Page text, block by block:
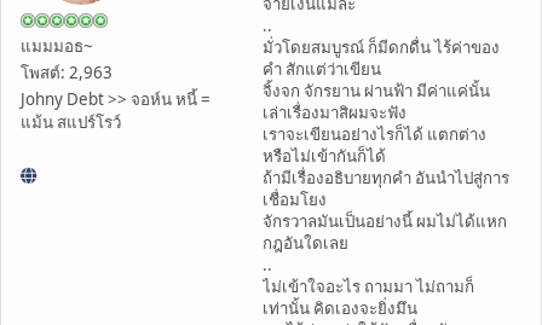
แมมมอธ~
โพสต์: 2,963
Johny Debt >> จอห์น หนี้ =
แม้น สแปร์โรว์
..
มั่วโดยสมบูรณ์ ก็มีดกดื่น ไร้ค่าของ
คำ สักแต่ว่าเขียน
จิ้งจก จักรยาน ผ่านฟ้า มีค่าแค่นั้น
เล่าเรื่องมาสิผมจะฟัง
เราจะเขียนอย่างไรก็ได้ แตกต่าง
หรือไม่เข้ากันก็ได้
ถ้ามีเรื่องอธิบายทุกคำ อันนำไปสู่การ
เชื่อมโยง
จักรวาลมันเป็นอย่างนี้ ผมไม่ได้แหก
กฎอันใดเลย
..
ไม่เข้าใจอะไร ถามมา ไม่ถามก็
เท่านั้น คิดเองจะยิ่งมึน